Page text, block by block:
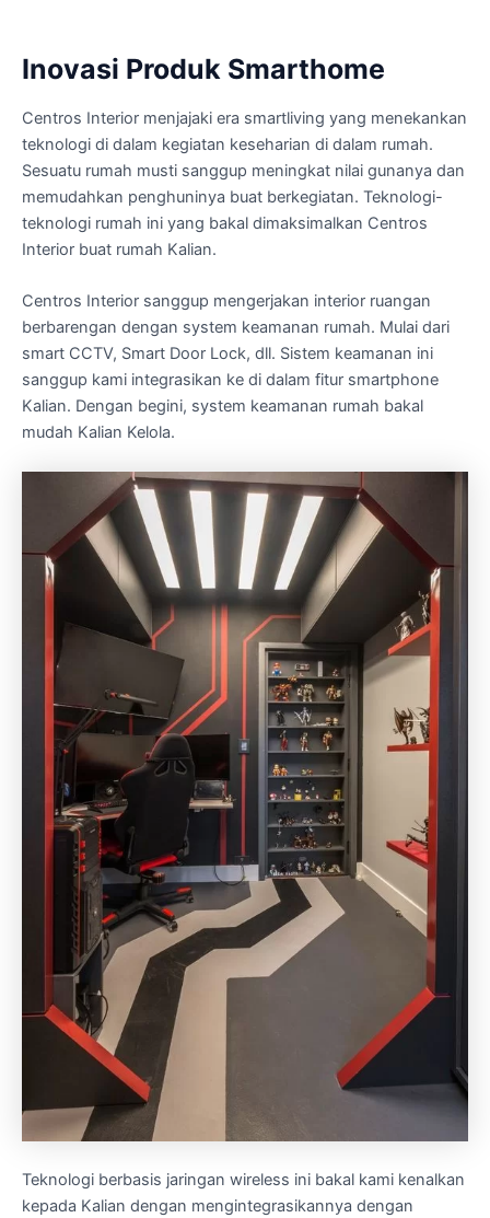
Inovasi Produk Smarthome
Centros Interior menjajaki era smartliving yang menekankan
teknologi di dalam kegiatan keseharian di dalam rumah.
Sesuatu rumah musti sanggup meningkat nilai gunanya dan
memudahkan penghuninya buat berkegiatan. Teknologi-
teknologi rumah ini yang bakal dimaksimalkan Centros
Interior buat rumah Kalian.
Centros Interior sanggup mengerjakan interior ruangan
berbarengan dengan system keamanan rumah. Mulai dari
smart CCTV, Smart Door Lock, dll. Sistem keamanan ini
sanggup kami integrasikan ke di dalam fitur smartphone
Kalian. Dengan begini, system keamanan rumah bakal
mudah Kalian Kelola.
Teknologi berbasis jaringan wireless ini bakal kami kenalkan
kepada Kalian dengan mengintegrasikannya dengan